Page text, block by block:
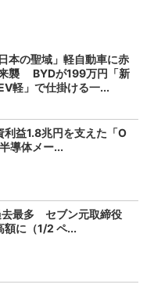
日本の聖域」軽自動車に赤
襲 BYDが199万円「新
軽」で仕掛ける一...
利益1.8兆円を支えた「O
導体メー...
去最多 セブン元取締役
額に（1/2 ペ...